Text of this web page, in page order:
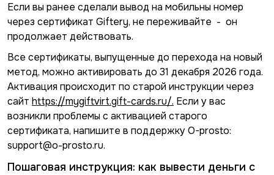
Если вы ранее сделали вывод на мобильны номер
через сертификат Giftery, не переживайте - он
продолжает действовать.
Все сертификаты, выпущенные до перехода на новый
метод, можно активировать до 31 декабря 2026 года.
Активация происходит по старой инструкции через
сайт https://mygiftvirt.gift-cards.ru/. Если у вас
возникли проблемы с активацией старого
сертификата, напишите в поддержку O-prosto:
support@o-prosto.ru.
Пошаговая инструкция: как вывести деньги с